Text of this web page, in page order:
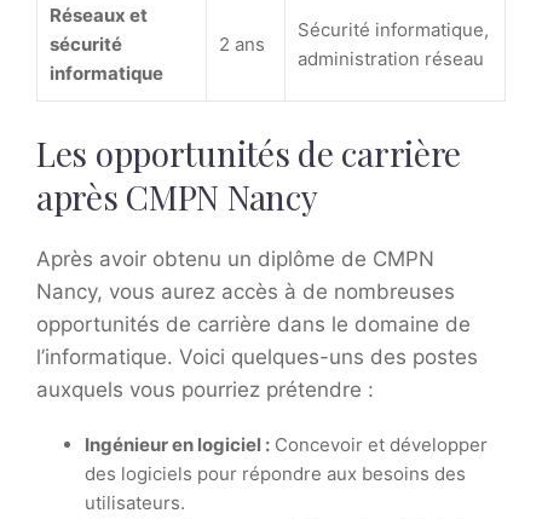
Réseaux et
sécurité
informatique
2 ans
Sécurité informatique,
administration réseau
Les opportunités de carrière
après CMPN Nancy
Après avoir obtenu un diplôme de CMPN
Nancy, vous aurez accès à de nombreuses
opportunités de carrière dans le domaine de
l’informatique. Voici quelques-uns des postes
auxquels vous pourriez prétendre :
Ingénieur en logiciel : Concevoir et développer
des logiciels pour répondre aux besoins des
utilisateurs.